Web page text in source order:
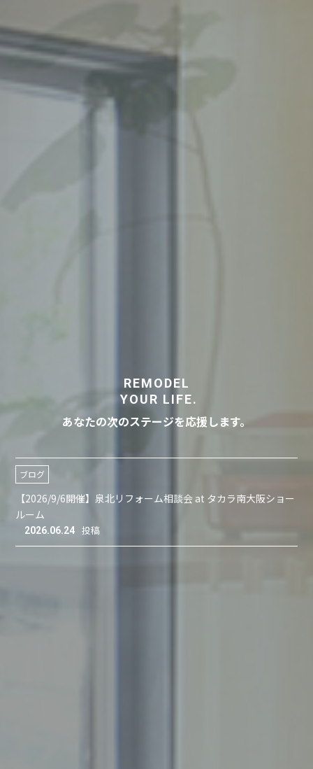
REMODEL
YOUR LIFE.
あなたの次のステージを応援します。
ブログ
【2026/9/6開催】泉北リフォーム相談会 at タカラ南大阪ショー
ルーム
2026.06.24 投稿